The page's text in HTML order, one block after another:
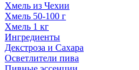
Хмель из Чехии
Хмель 50-100 г
Хмель 1 кг
Ингредиенты
Декстроза и Сахара
Осветлители пива